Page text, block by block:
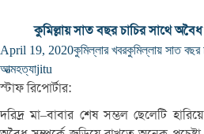
কুমিল্লায় সাত বছর চাচির সাথে
April 19, 2020কুমিল্লার খবরকুমিল্লায় সাত বছর
আত্মহত্যাjitu
স্টাফ রিপোর্টার:
দরিদ্র মা–বাবার শেষ সম্ভল ছেলেটি হারিয়ে